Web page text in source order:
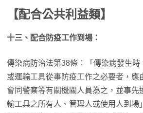
【配合公共利益類】
十三、配合防疫工作到場：
傳染病防治法第38條：「傳染病發生時
或運輸工具從事防疫工作之必要者，應
會同警察等有關機關人員為之，並事先
輸工具之所有人、管理人或使用人到場